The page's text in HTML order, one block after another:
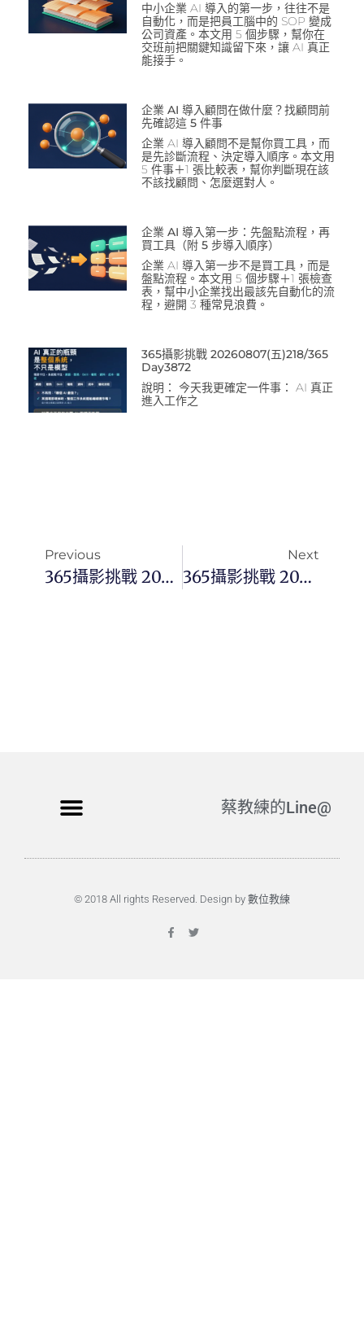
中小企業 AI 導入的第一步，往往不是
自動化，而是把員工腦中的 SOP 變成
公司資產。本文用 5 個步驟，幫你在
交班前把關鍵知識留下來，讓 AI 真正
能接手。
企業 AI 導入顧問在做什麼？找顧問前
先確認這 5 件事
企業 AI 導入顧問不是幫你買工具，而
是先診斷流程、決定導入順序。本文用
5 件事＋1 張比較表，幫你判斷現在該
不該找顧問、怎麼選對人。
企業 AI 導入第一步：先盤點流程，再
買工具（附 5 步導入順序）
企業 AI 導入第一步不是買工具，而是
盤點流程。本文用 5 個步驟＋1 張檢查
表，幫中小企業找出最該先自動化的流
程，避開 3 種常見浪費。
365攝影挑戰 20260807(五)218/365
Day3872
說明： 今天我更確定一件事： AI 真正
進入工作之
Previous
365攝影挑戰 20230916(六) 259/365 Day2796
Next
365攝影挑戰 20230918(一) 261/365 Day2798
蔡教練的Line@
© 2018 All rights Reserved. Design by 數位教練